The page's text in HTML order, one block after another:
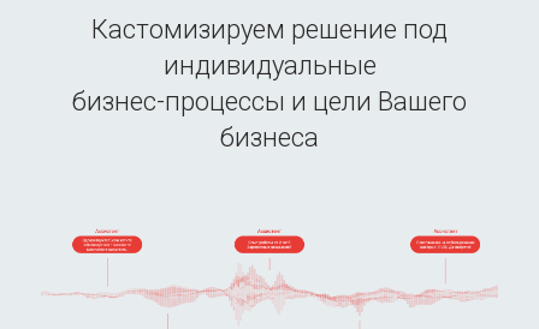
Кастомизируем решение под
индивидуальные
бизнес-процессы и цели Вашего
бизнеса